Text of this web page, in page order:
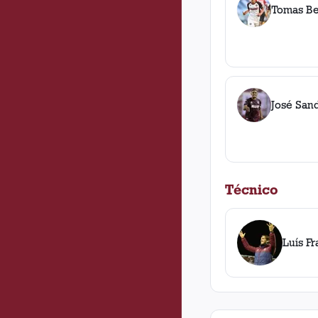
Tomas
José
Técnico
Luís